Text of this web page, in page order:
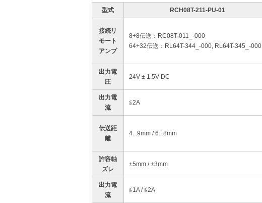
型式 RCH08T-211-PU-01
接続リ
モート
アンプ
8+8伝送：RC08T-011_-000
64+32伝送：RL64T-344_-000, RL64T-345_-000
出力電
圧
24V ± 1.5V DC
出力電
流
≦2A
伝送距
離
4...9mm / 6...8mm
許容軸
ズレ
±5mm / ±3mm
出力電
流
≦1A / ≦2A